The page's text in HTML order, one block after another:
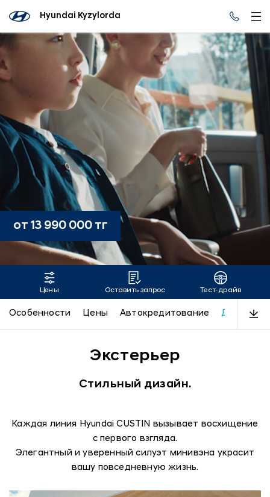
Hyundai Kyzylorda
CUSTIN
от 13 990 000 тг
Цены Оставить запрос Тест-драйв
Особенности Цены Автокредитование Дизайн
Экстерьер
Стильный дизайн.
Каждая линия Hyundai CUSTIN вызывает восхищение
с первого взгляда.
Элегантный и уверенный силуэт минивэна украсит
вашу повседневную жизнь.